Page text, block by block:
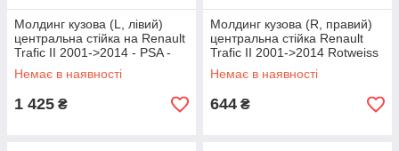
Молдинг кузова (L, лівий)
центральна стійка на Renault
Trafic II 2001->2014 - PSA -
91165352
Немає в наявності
1 425 ₴
Молдинг кузова (R, правий)
центральна стійка Renault
Trafic II 2001->2014 Rotweiss
(Туреччина) RWS1162
Немає в наявності
644 ₴